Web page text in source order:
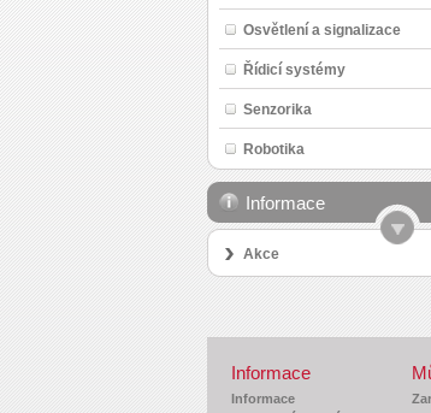
Osvětlení a signalizace
Řídicí systémy
Senzorika
Robotika
Informace
Akce
Informace
Informace